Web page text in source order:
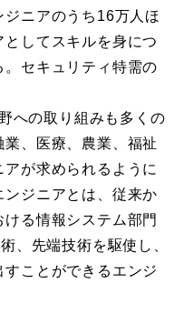
ニアのうち16万人ほ
してスキルを身につ
セキュリティ特需の
への取り組みも多くの
、医療、農業、福祉
が求められるように
ジニアとは、従来か
る情報システム部門
、先端技術を駆使し、
ことができるエンジ